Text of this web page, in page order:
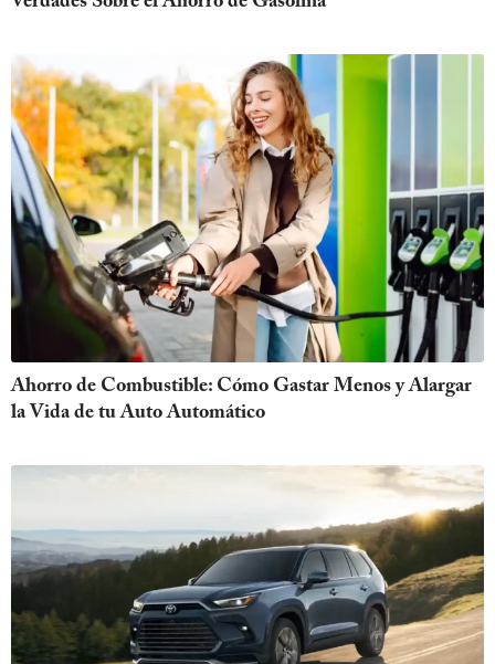
Ahorro de Combustible: Cómo Gastar Menos y Alargar
la Vida de tu Auto Automático